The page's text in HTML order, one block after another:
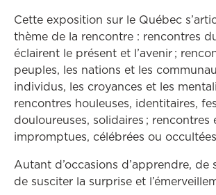
Cette exposition sur le Québec
thème de la rencontre : rencontres
éclairent le présent et l’avenir ;
peuples, les nations et les
individus, les croyances et les
rencontres houleuses, identitaires,
douloureuses, solidaires ; rencontres
impromptues, célébrées ou
Autant d’occasions d’apprendre, de
de susciter la surprise et